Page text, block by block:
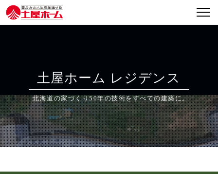
建築事例
オーナーズボイス
完成までの流れ
お問い合わせ
土屋ホーム レジデンス
北海道の家づくり50年の技術をすべての建築に。